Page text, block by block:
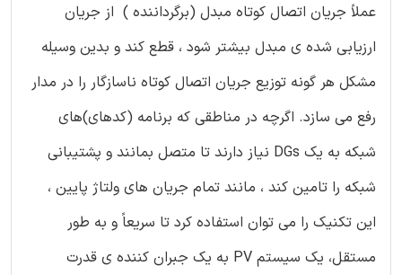
عملاً جریان اتصال کوتاه مبدل (برگرداننده ) از جریان
ارزیابی شده ی مبدل بیشتر شود ، قطع کند و بدین وسیله
مشکل هر گونه توزیع جریان اتصال کوتاه ناسازگار را در مدار
رفع می سازد. اگرچه در مناطقی که برنامه (کدهای)های
شبکه به یک DGs نیاز دارند تا متصل بمانند و پشتیبانی
شبکه را تامین کند ، مانند تمام جریان های ولتاژ پایین ،
این تکنیک را می توان استفاده کرد تا سریعاً و به طور
مستقل، یک سیستم PV به یک جبران کننده ی قدرت